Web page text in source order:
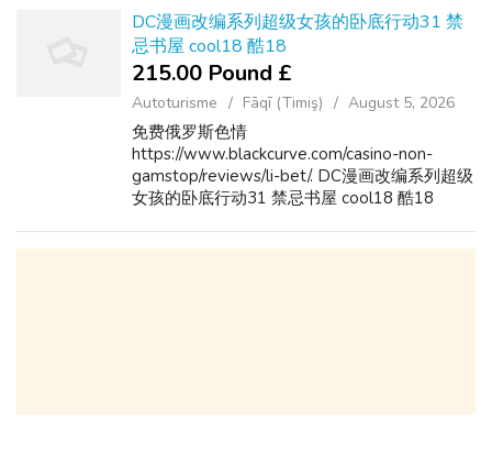
DC漫画改编系列超级女孩的卧底行动31 禁
忌书屋 cool18 酷18
215.00 Pound £
Autoturisme Fāqī (Timiş) August 5, 2026
免费俄罗斯色情
https://www.blackcurve.com/casino-non-
gamstop/reviews/li-bet/. DC漫画改编系列超级
女孩的卧底行动31 禁忌书屋 cool18 酷18